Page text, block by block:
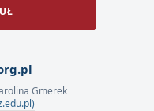
Gmerek